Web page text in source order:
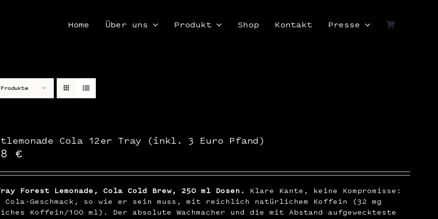
Home Über uns Produkt Shop Kontakt Presse
Cola 12er Tray (inkl. 3 Euro Pfand)
€
Forest Lemonade, Cola Cold Brew, 250 ml Dosen.
Klare Kante, keine Kompromisse:
Cola-Geschmack, so wie er sein muss, mit reichlich natürlichem Koffein (32 mg
Koffein/100 ml). Der absolute Wachmacher und die mit Abstand aufgeweckteste